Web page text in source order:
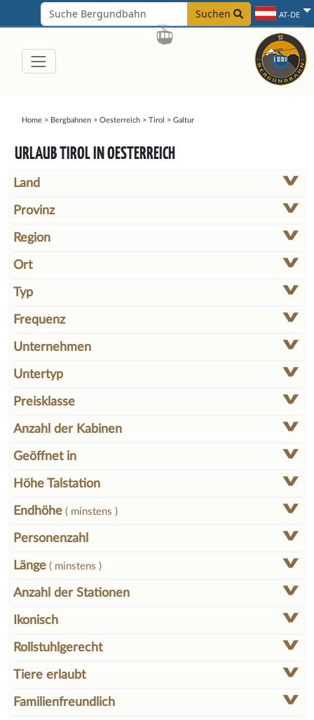
Suchen AT-DE
Home> Bergbahnen> Oesterreich> Tirol > Galtur
URLAUB TIROL IN OESTERREICH
Land
Provinz
Region
Ort
Typ
Frequenz
Unternehmen
Untertyp
Preisklasse
Anzahl der Kabinen
Geöffnet in
Höhe Talstation
Endhöhe( minstens )
Personenzahl
Länge( minstens )
Anzahl der Stationen
Ikonisch
Rollstuhlgerecht
Tiere erlaubt
Familienfreundlich